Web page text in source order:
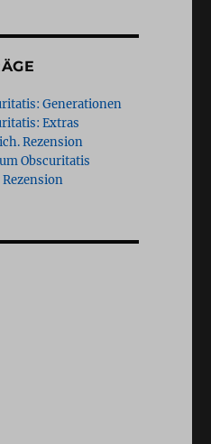
Generationen
Extras
Rezension
Obscuritatis